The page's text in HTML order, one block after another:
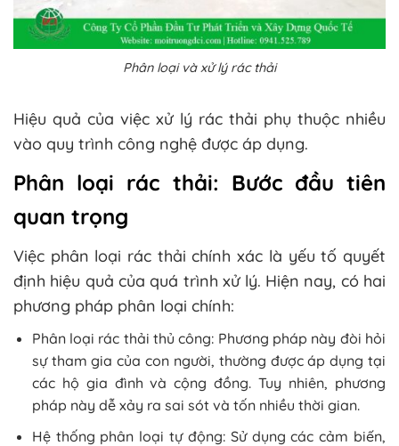
Phân loại và xử lý rác thải
Hiệu quả của việc xử lý rác thải phụ thuộc nhiều
vào quy trình công nghệ được áp dụng.
Phân loại rác thải: Bước đầu tiên
quan trọng
Việc phân loại rác thải chính xác là yếu tố quyết
định hiệu quả của quá trình xử lý. Hiện nay, có hai
phương pháp phân loại chính:
Phân loại rác thải thủ công: Phương pháp này đòi hỏi
sự tham gia của con người, thường được áp dụng tại
các hộ gia đình và cộng đồng. Tuy nhiên, phương
pháp này dễ xảy ra sai sót và tốn nhiều thời gian.
Hệ thống phân loại tự động: Sử dụng các cảm biến,